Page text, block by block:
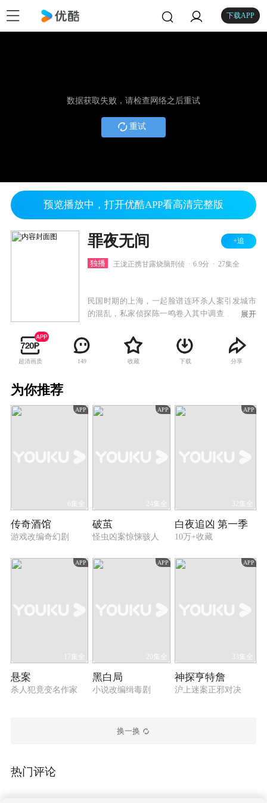
下载APP
数据获取失败，请检查网络之后重试
重试
预览播放中，打开优酷APP看高清完整版
罪夜无间 +追
独播 王泷正携甘露烧脑刑侦 6.9分 27集全
民国时期的上海，一起脸谱连环杀人案引发城市
的混乱，私家侦探陈一鸣卷入其中调查，并因此
组成侦探团破获此案，陈一鸣却发现案件背后似
乎还隐藏着更神秘的阴谋。在三人协作破获诸多
案件的过程中，彼此之间的情谊逐渐加深。在揭
戮之中。陈一鸣与罪犯不断斗智斗勇，却惊觉真
展开
超清画质 149 收藏 下载 分享
为你推荐
APP
6集全
传奇酒馆
游戏改编奇幻剧
APP
24集全
破茧
怪虫凶案惊悚骇人
APP
32集全
白夜追凶 第一季
10万+收藏
APP
17集全
悬案
杀人犯竟变名作家
APP
20集全
黑白局
小说改编缉毒剧
APP
33集全
神探亨特詹
沪上迷案正邪对决
换一换
热门评论